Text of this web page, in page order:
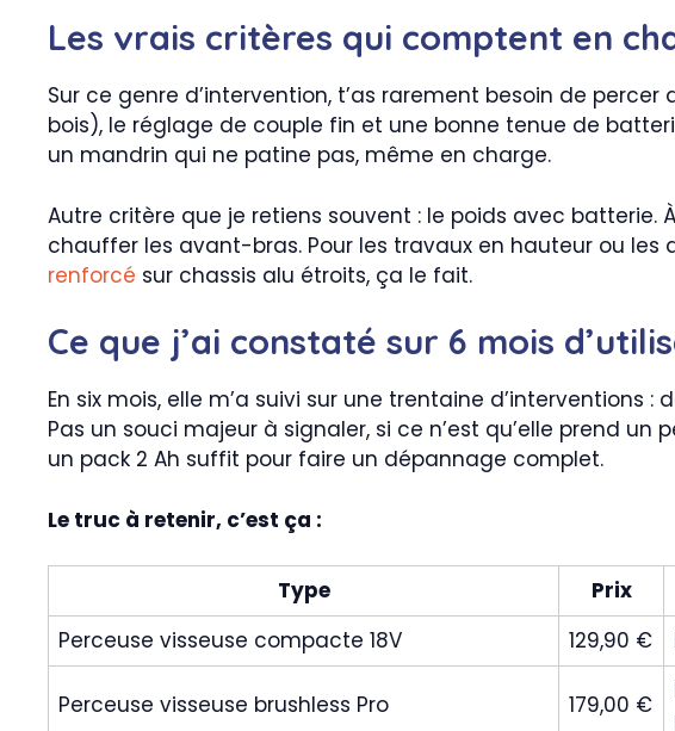
Les vrais critères qui comptent en
Sur ce genre d’intervention, t’as rarement besoin de
bois), le réglage de couple fin et une bonne tenue de
un mandrin qui ne patine pas, même en charge.
Autre critère que je retiens souvent : le poids avec batterie.
chauffer les avant-bras. Pour les travaux en hauteur ou les
renforcé sur chassis alu étroits, ça le fait.
Ce que j’ai constaté sur 6 mois
En six mois, elle m’a suivi sur une trentaine
Pas un souci majeur à signaler, si ce n’est qu’elle prend
un pack 2 Ah suffit pour faire un dépannage complet.
Le truc à retenir, c’est ça :
Type Prix
Perceuse visseuse compacte 18V
129,90 €
Perceuse visseuse brushless Pro 179,00 €